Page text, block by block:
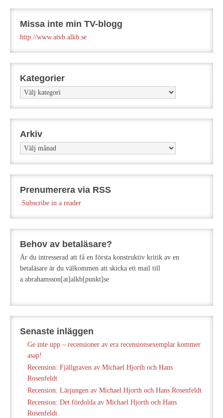
Missa inte min TV-blogg
http://www.atvb.alkb.se
Kategorier
Kategorier
Arkiv
Arkiv
Prenumerera via RSS
Subscribe in a reader
Behov av betaläsare?
Är du intresserad att få en första konstruktiv kritik av en
betaläsare är du välkommen att skicka ett mail till
a.abrahamsson[at]alkb[punkt]se
Senaste inläggen
Ge inte upp – recensioner av era recensionsexemplar kommer
asap!
Recension: Fjällgraven av Michael Hjorth och Hans
Rosenfeldt
Recension: Lärjungen av Michael Hjorth och Hans Rosenfeldt
Recension: Det fördolda av Michael Hjorth och Hans
Rosenfeldt